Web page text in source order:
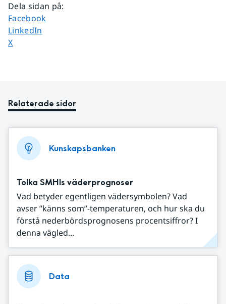
Dela sidan på:
Dela sidan på
Facebook
Dela sidan på
LinkedIn
Dela sidan på
X
Relaterade sidor
Kunskapsbanken
Tolka SMHIs väderprognoser
Vad betyder egentligen vädersymbolen? Vad
avser ”känns som”-temperaturen, och hur ska du
förstå nederbördsprognosens procentsiffror? I
denna vägled...
Data